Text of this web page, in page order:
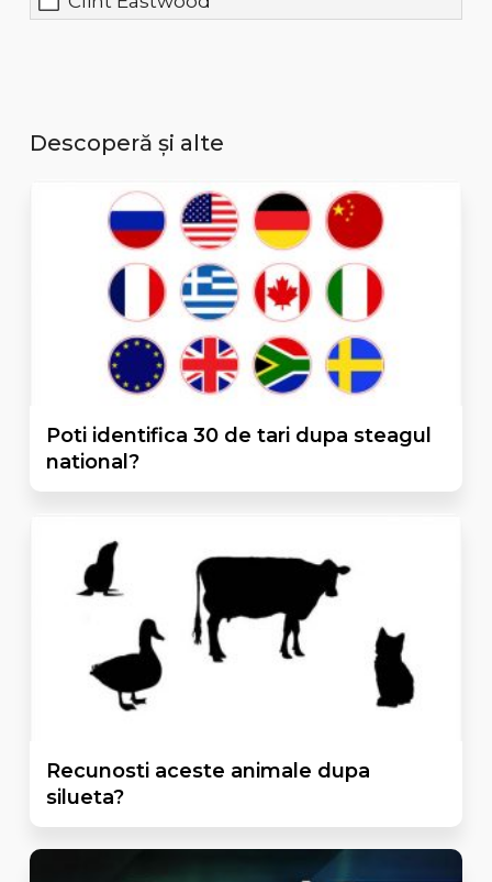
Descoperă și alte
Poti identifica 30 de tari dupa steagul
national?
Recunosti aceste animale dupa
silueta?